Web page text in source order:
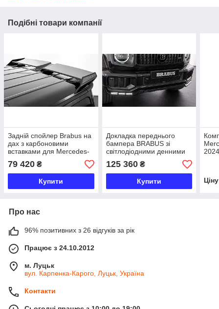
Подібні товари компанії
Задній спойлер Brabus на
дах з карбоновими
вставками для Mercedes-
Benz G-класу W465 2024+
79 420 ₴
Купити
Докладка переднього
бампера BRABUS зі
світлодіодними денними
ходовими вогнями для
Mercedes-Benz G-класу
W465 2024+
125 360₴
Купити
Про нас
96% позитивних з 26 відгуків за рік
Працює з 24.10.2012
м. Луцьк
вул. Карпенка-Карого, Луцьк, Україна
Контакти